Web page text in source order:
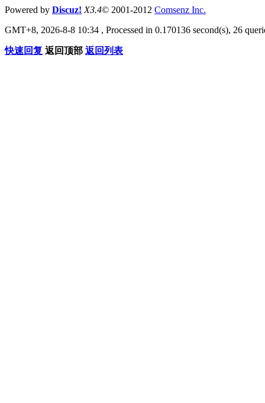
Powered by Discuz! X3.4© 2001-2012 Comsenz Inc.
GMT+8, 2026-8-8 10:34 , Processed in 0.170136 second(s), 26
快速回复 返回顶部 返回列表